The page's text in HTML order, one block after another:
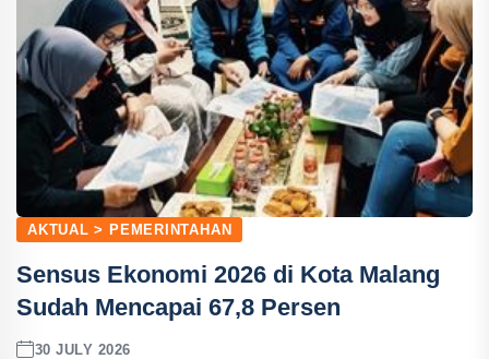
AKTUAL > PEMERINTAHAN
Sensus Ekonomi 2026 di Kota Malang
Sudah Mencapai 67,8 Persen
30 JULY 2026